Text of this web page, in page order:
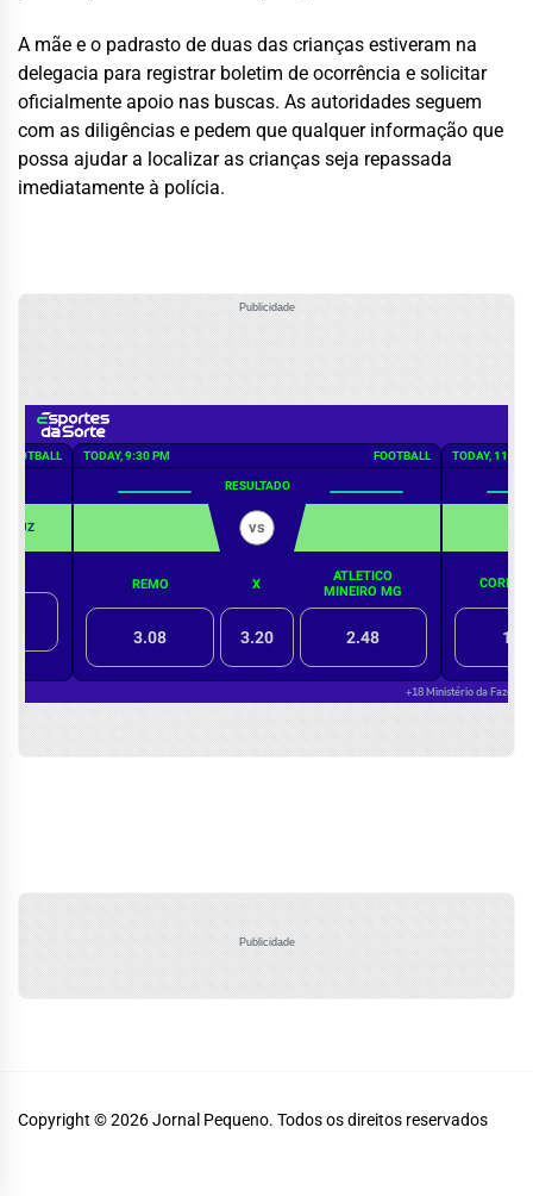
A mãe e o padrasto de duas das crianças estiveram na
delegacia para registrar boletim de ocorrência e solicitar
oficialmente apoio nas buscas. As autoridades seguem
com as diligências e pedem que qualquer informação que
possa ajudar a localizar as crianças seja repassada
imediatamente à polícia.
Publicidade
Publicidade
Copyright © 2026Jornal Pequeno. Todos os direitos reservados